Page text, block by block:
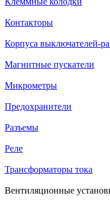
Контакторы
Корпуса выключателей-
Магнитные пускатели
Микрометры
Предохранители
Разъемы
Реле
Трансформаторы тока
Вентиляционные